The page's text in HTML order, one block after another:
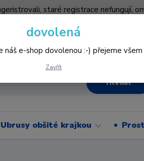
staré registrace nefungují,
Hledat
Ubrusy obšité krajkou
dovolená
náš e-shop dovolenou :-) přejeme
Zavřít